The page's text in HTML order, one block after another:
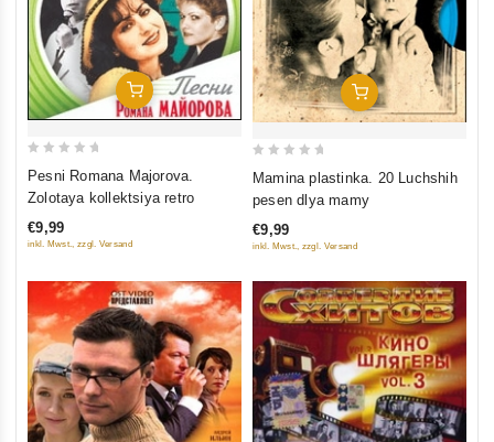
In Den Warenkorb
5
Pesni Romana Majorova.
Zolotaya kollektsiya retro
€9,99
inkl. Mwst., zzgl. Versand
In Den Warenkorb
5
Mamina plastinka. 20 Luchshih
pesen dlya mamy
€9,99
inkl. Mwst., zzgl. Versand